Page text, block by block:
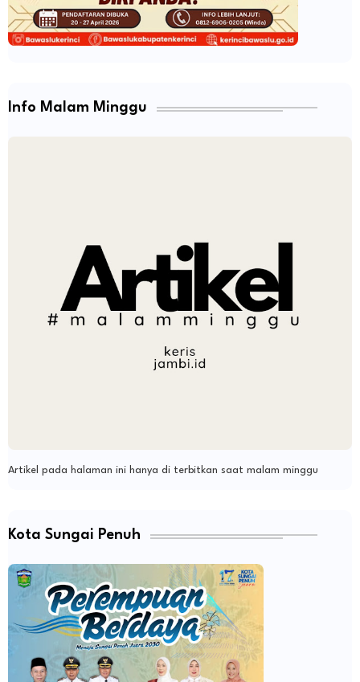
Info Malam Minggu
Artikel pada halaman ini hanya di terbitkan saat malam minggu
Kota Sungai Penuh